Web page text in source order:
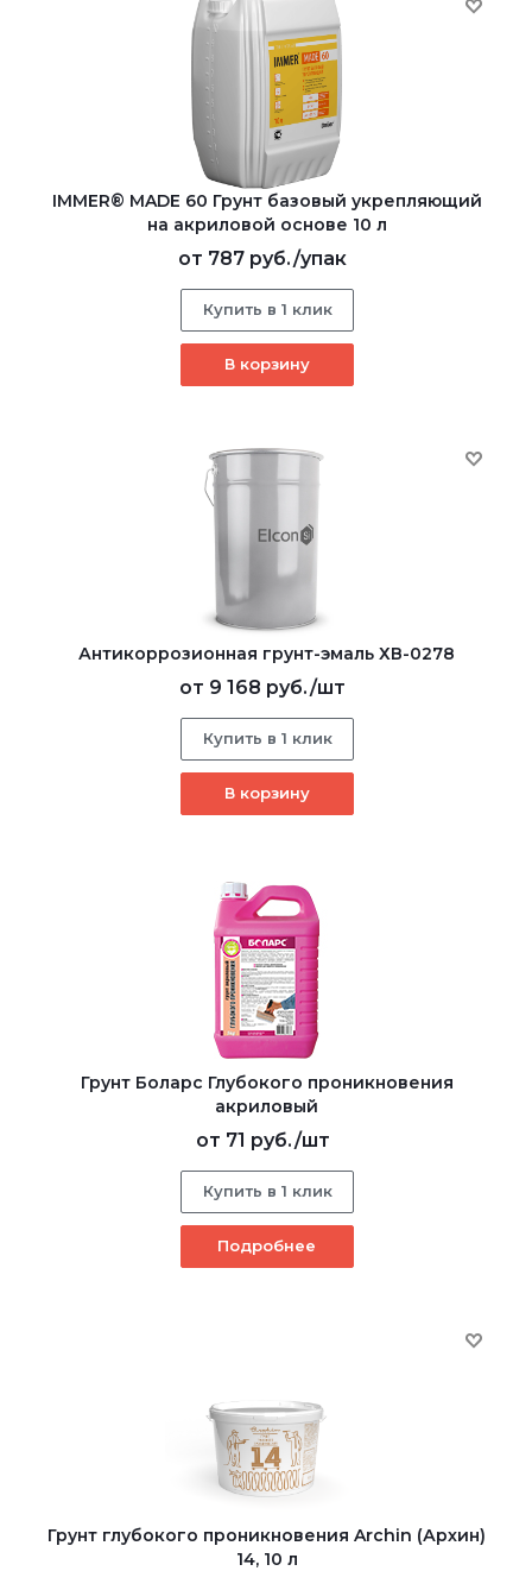
IMMER® MADE 60 Грунт базовый укрепляющий
на акриловой основе 10 л
от 787 руб./упак
Купить в 1 клик
В корзину
Антикоррозионная грунт-эмаль ХВ-0278
от 9 168 руб./шт
Купить в 1 клик
В корзину
Грунт Боларс Глубокого проникновения
акриловый
от 71 руб./шт
Купить в 1 клик
Подробнее
Грунт глубокого проникновения Archin (Архин)
14, 10 л